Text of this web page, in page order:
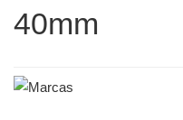
40mm